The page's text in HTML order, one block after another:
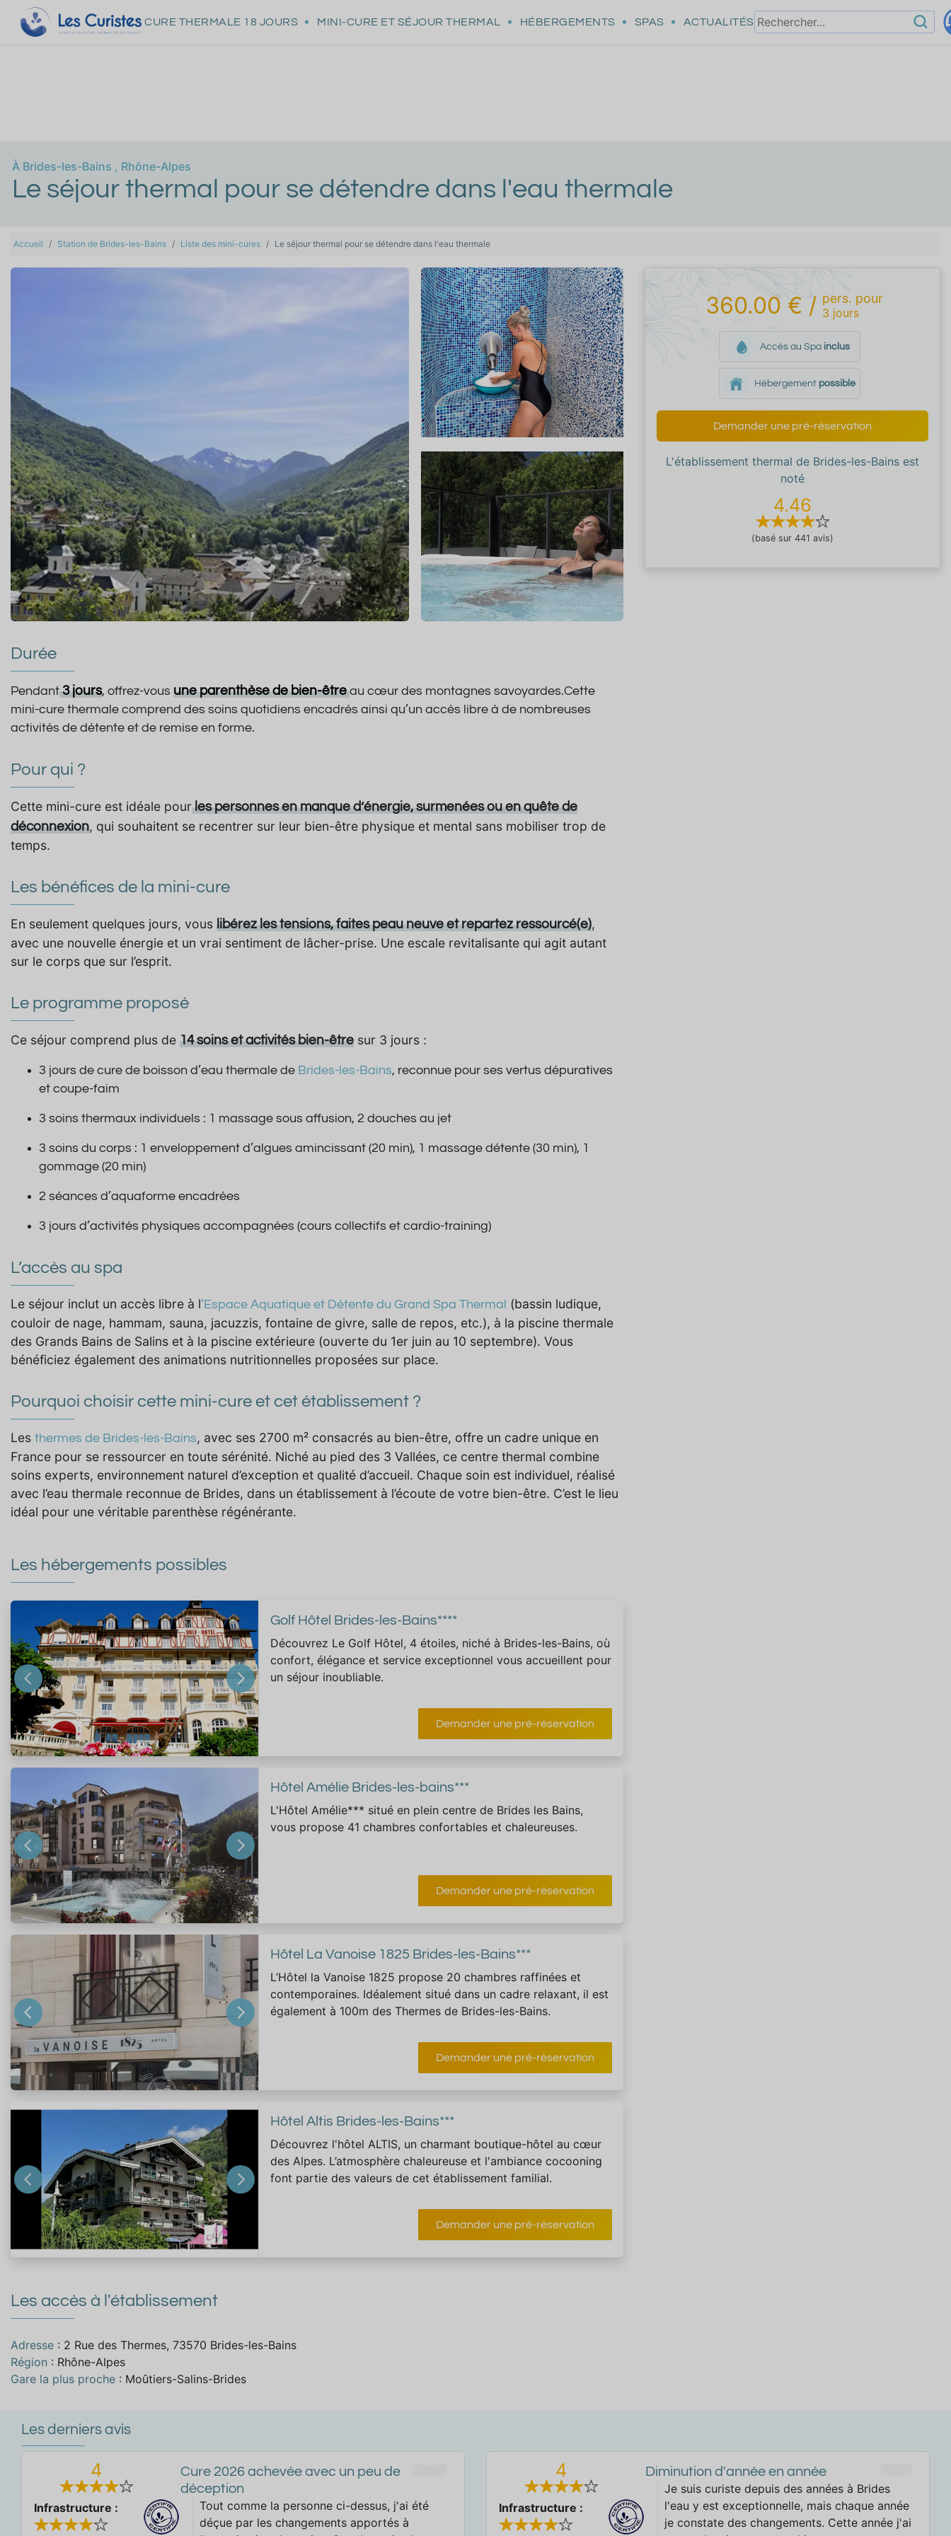
CURE THERMALE 18 JOURS MINI-CURE ET SÉJOUR THERMAL HÉBERGEMENTS SPAS ACTUALITÉS
À Brides-les-Bains , Rhône-Alpes
Le séjour thermal pour se détendre dans l'eau thermale
Accueil Station de Brides-les-Bains Liste des mini-cures Le séjour thermal pour se détendre dans l'eau thermale
Durée
Pendant3 jours, offrez-vous une parenthèse de bien-êtreau cœur des montagnes savoyardes.Cette
mini-cure thermale comprend des soins quotidiens encadrés ainsi qu’un accès libre à de nombreuses
activités de détente et de remise en forme.
Pour qui ?
Cette mini-cure est idéale pourles personnes en manque d’énergie, surmenées ou en quête de
déconnexion, qui souhaitent se recentrer sur leur bien-être physique et mental sans mobiliser trop de
temps.
Les bénéfices de la mini-cure
En seulement quelques jours, vous libérez les tensions, faites peau neuve et repartez ressourcé(e),
avec une nouvelle énergie et un vrai sentiment de lâcher-prise. Une escale revitalisante qui agit autant
sur le corps que sur l’esprit.
Le programme proposé
Ce séjour comprend plus de 14 soins et activités bien-être sur 3 jours :
3 jours de cure de boisson d’eau thermale de Brides-les-Bains, reconnue pour ses vertus dépuratives
et coupe-faim
3 soins thermaux individuels : 1 massage sous affusion, 2 douches au jet
3 soins du corps : 1 enveloppement d’algues amincissant (20 min), 1 massage détente (30 min), 1
gommage (20 min)
2 séances d’aquaforme encadrées
3 jours d’activités physiques accompagnées (cours collectifs et cardio-training)
L’accès au spa
Le séjour inclut un accès libre à l’Espace Aquatique et Détente du Grand Spa Thermal
(bassin ludique,
couloir de nage, hammam, sauna, jacuzzis, fontaine de givre, salle de repos, etc.), à la piscine thermale
des Grands Bains de Salins et à la piscine extérieure (ouverte du 1er juin au 10 septembre). Vous
bénéficiez également des animations nutritionnelles proposées sur place.
Pourquoi choisir cette mini-cure et cet établissement ?
Les thermes de Brides-les-Bains, avec ses 2700 m² consacrés au bien-être, offre un cadre unique en
France pour se ressourcer en toute sérénité. Niché au pied des 3 Vallées, ce centre thermal combine
soins experts, environnement naturel d’exception et qualité d’accueil. Chaque soin est individuel, réalisé
avec l’eau thermale reconnue de Brides, dans un établissement à l’écoute de votre bien-être. C’est le lieu
idéal pour une véritable parenthèse régénérante.
Les hébergements possibles
Golf Hôtel Brides-les-Bains****
Découvrez Le Golf Hôtel, 4 étoiles, niché à Brides-les-Bains, où
confort, élégance et service exceptionnel vous accueillent pour
un séjour inoubliable.
Demander une pré-réservation
Hôtel Amélie Brides-les-bains***
L'Hôtel Amélie*** situé en plein centre de Brides les Bains,
vous propose 41 chambres confortables et chaleureuses.
Demander une pré-réservation
Hôtel La Vanoise 1825 Brides-les-Bains***
L’Hôtel la Vanoise 1825 propose 20 chambres raffinées et
contemporaines. Idéalement situé dans un cadre relaxant, il est
également à 100m des Thermes de Brides-les-Bains.
Demander une pré-réservation
Hôtel Altis Brides-les-Bains***
Découvrez l'hôtel ALTIS, un charmant boutique-hôtel au cœur
des Alpes. L’atmosphère chaleureuse et l'ambiance cocooning
font partie des valeurs de cet établissement familial.
Demander une pré-réservation
Les accès à l'établissement
Adresse : 2 Rue des Thermes, 73570 Brides-les-Bains
Région : Rhône-Alpes
Gare la plus proche : Moûtiers-Salins-Brides
360.00 € / pers. pour
3 jours
Accès au Spa inclus
Hébergement possible
Demander une pré-réservation
L'établissement thermal de Brides-les-Bains est
noté
4.46
(basé sur 441 avis)
Les derniers avis
4
Infrastructure :
Cure 2026 achevée avec un peu de
déception
Tout comme la personne ci-dessus, j'ai été
déçue par les changements apportés à
4
Infrastructure :
Diminution d'année en année
Je suis curiste depuis des années à Brides
l'eau y est exceptionnelle, mais chaque année
je constate des changements. Cette année j'ai